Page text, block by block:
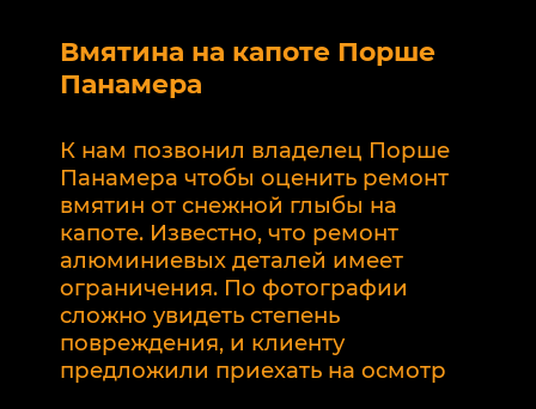
Вмятина на капоте Порше
Панамера
К нам позвонил владелец Порше
Панамера чтобы оценить ремонт
вмятин от снежной глыбы на
капоте. Известно, что ремонт
алюминиевых деталей имеет
ограничения. По фотографии
сложно увидеть степень
повреждения, и клиенту
предложили приехать на осмотр